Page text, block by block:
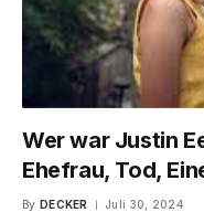
Wer war Justin
Ehefrau, Tod,
By DECKER Juli 30, 2024